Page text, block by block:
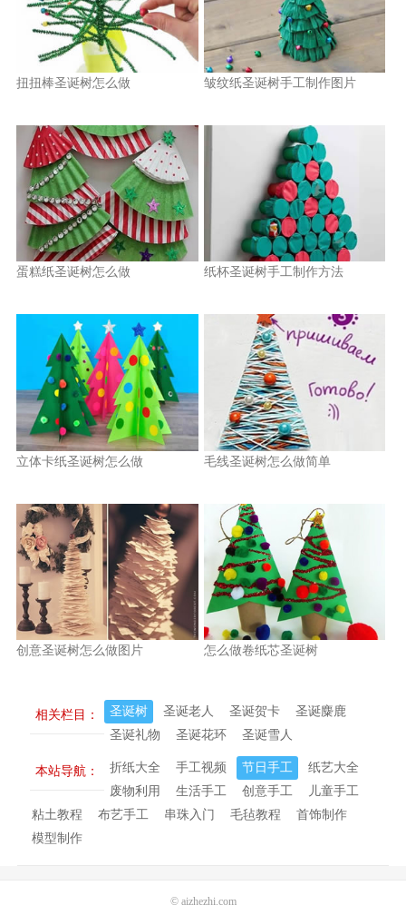
扭扭棒圣诞树怎么做 皱纹纸圣诞树手工制作图片
蛋糕纸圣诞树怎么做 纸杯圣诞树手工制作方法
立体卡纸圣诞树怎么做 毛线圣诞树怎么做简单
创意圣诞树怎么做图片 怎么做卷纸芯圣诞树
相关栏目： 圣诞树 圣诞老人 圣诞贺卡
圣诞麋鹿
圣诞礼物
圣诞花环 圣诞雪人
本站导航： 折纸大全 手工视频 节日手工
纸艺大全
废物利用
生活手工 创意手工
儿童手工
粘土教程
布艺手工 串珠入门 毛毡教程
首饰制作
模型制作
© aizhezhi.com